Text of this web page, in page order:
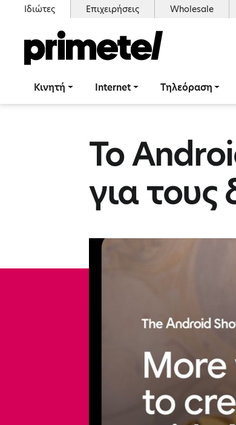
Ιδιώτες Επιχειρήσεις Wholesale
Κινητή Internet Τηλεόραση
Το
για τους